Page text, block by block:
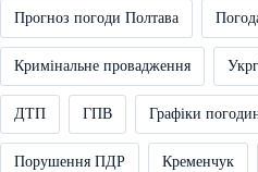
Прогноз погоди Полтава
Кримінальне провадження
ДТП ГПВ Графіки
Порушення ПДР Кременчук